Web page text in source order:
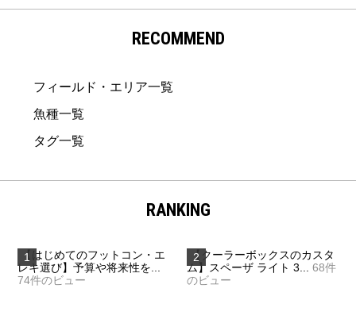
RECOMMEND
フィールド・エリア一覧
魚種一覧
タグ一覧
RANKING
【はじめてのフットコン・エ
レキ選び】予算や将来性を...
74件のビュー
【クーラーボックスのカスタ
ム】スペーザ ライト 3...
68件
のビュー